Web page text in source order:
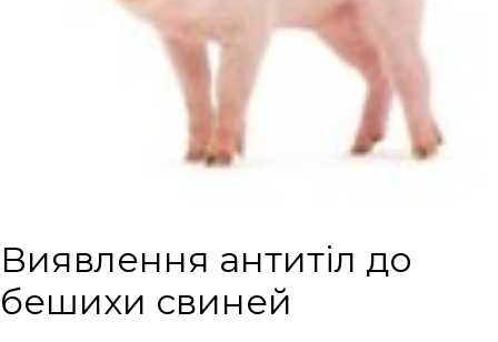
Виявлення антитіл до
бешихи свиней